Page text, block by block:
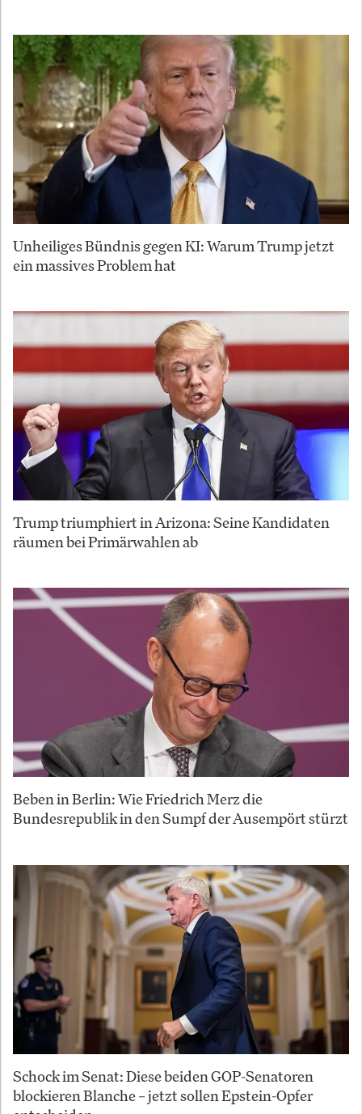
Unheiliges Bündnis gegen KI: Warum Trump jetzt
ein massives Problem hat
Trump triumphiert in Arizona: Seine Kandidaten
räumen bei Primärwahlen ab
Beben in Berlin: Wie Friedrich Merz die
Bundesrepublik in den Sumpf der Ausempört stürzt
Schock im Senat: Diese beiden GOP-Senatoren
blockieren Blanche – jetzt sollen Epstein-Opfer